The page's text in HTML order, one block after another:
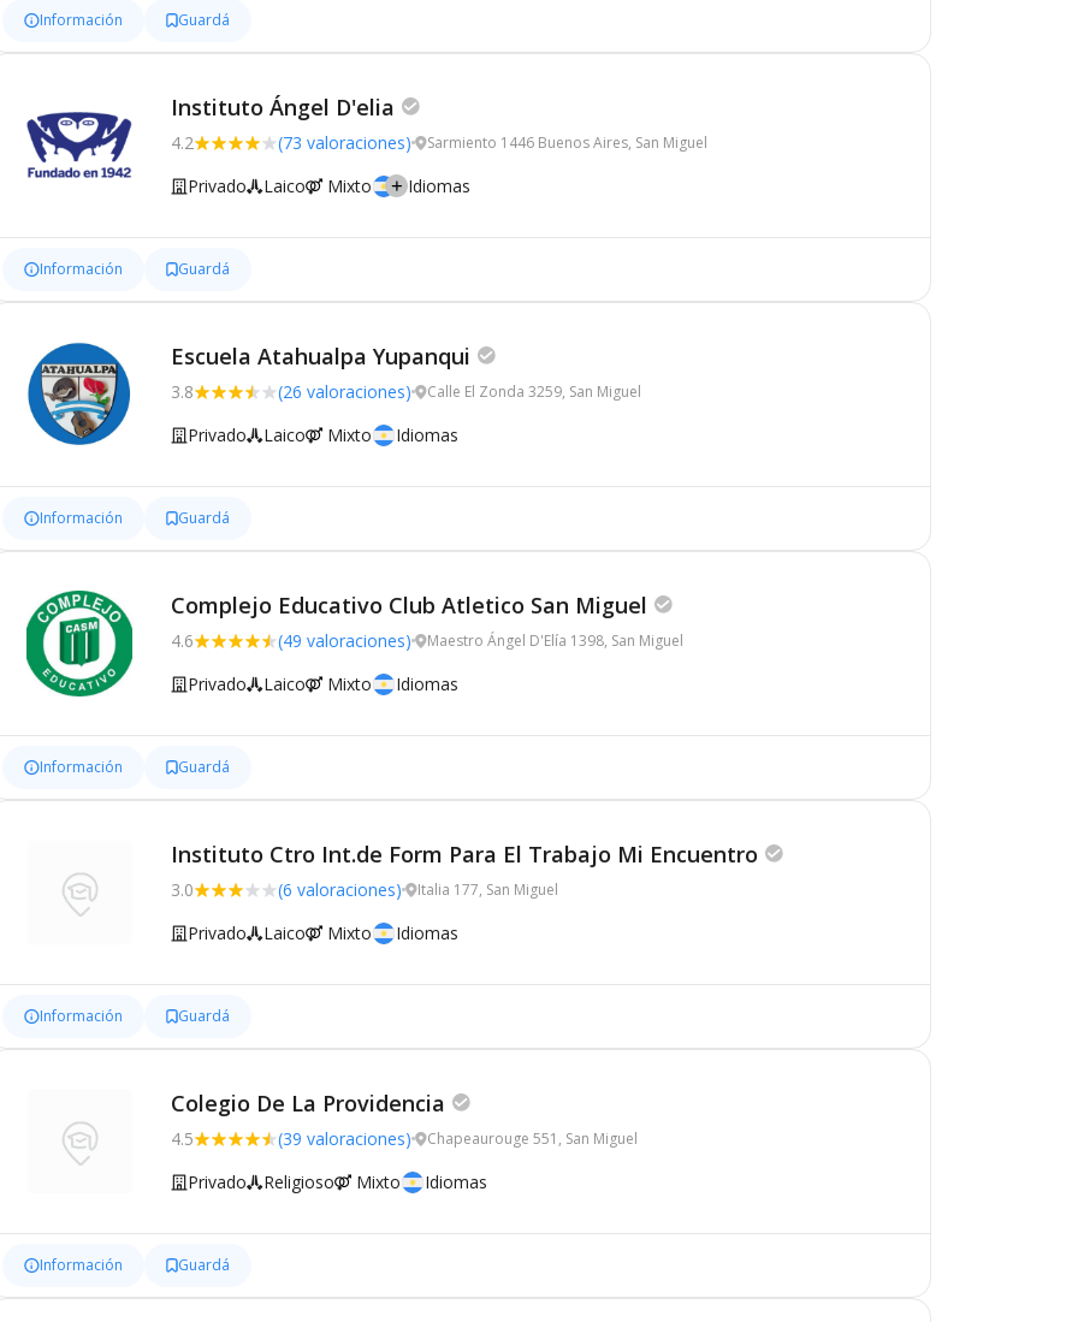
Información Guardá
Instituto Ángel D'elia
4.2 (73 valoraciones) Sarmiento 1446 Buenos Aires, San Miguel
Privado Laico Mixto Idiomas
Información Guardá
Escuela Atahualpa Yupanqui
3.8 (26 valoraciones) Calle El Zonda 3259, San Miguel
Privado Laico Mixto Idiomas
Información Guardá
Complejo Educativo Club Atletico San Miguel
4.6 (49 valoraciones) Maestro Ángel D'Elía 1398, San Miguel
Privado Laico Mixto Idiomas
Información Guardá
Instituto Ctro Int.de Form Para El Trabajo Mi Encuentro
3.0 (6 valoraciones) Italia 177, San Miguel
Privado Laico Mixto Idiomas
Información Guardá
Colegio De La Providencia
4.5 (39 valoraciones) Chapeaurouge 551, San Miguel
Privado Religioso Mixto Idiomas
Información Guardá